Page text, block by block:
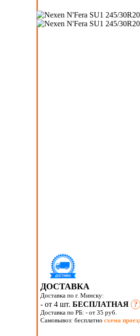
ДОСТАВКА
Доставка по г. Минску:
- от 4 шт.БЕСПЛАТНАЯ ?
Доставка по РБ:- от 35 руб.
Самовывоз: бесплатносхема